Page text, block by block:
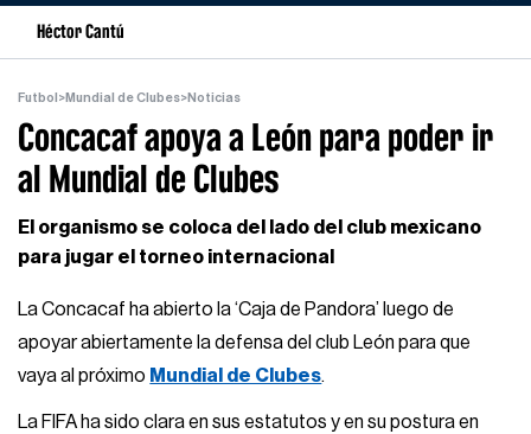
Héctor Cantú
Futbol >Mundial de Clubes>Noticias
Concacaf apoya a León para poder ir
al Mundial de Clubes
El organismo se coloca del lado del club mexicano
para jugar el torneo internacional
La Concacaf ha abierto la ‘Caja de Pandora’ luego de
apoyar abiertamente la defensa del club León para que
vaya al próximo Mundial de Clubes.
La FIFA ha sido clara en sus estatutos y en su postura en